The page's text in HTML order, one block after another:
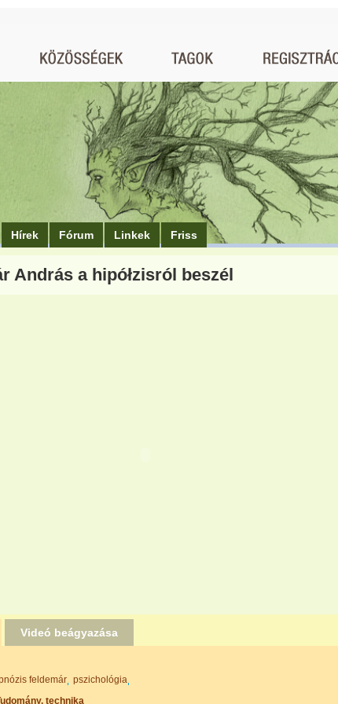
Hírek Fórum Linkek Friss
András a hipółzisról beszél
Videó beágyazása
feldemár pszichológia
technika